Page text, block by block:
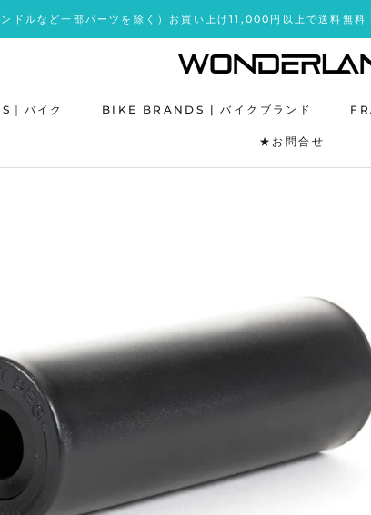
ドルなど一部パーツを除く）お買い上げ11,000円以上で送料無料
｜バイク BIKE BRANDS | バイクブランド
★お問合せ